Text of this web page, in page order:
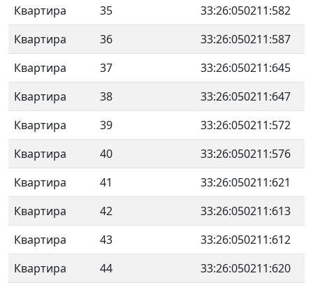
Квартира
35
33:26:050211:582
Квартира
36
33:26:050211:587
Квартира
37
33:26:050211:645
Квартира
38
33:26:050211:647
Квартира
39
33:26:050211:572
Квартира
40
33:26:050211:576
Квартира
41
33:26:050211:621
Квартира
42
33:26:050211:613
Квартира
43
33:26:050211:612
Квартира
44
33:26:050211:620